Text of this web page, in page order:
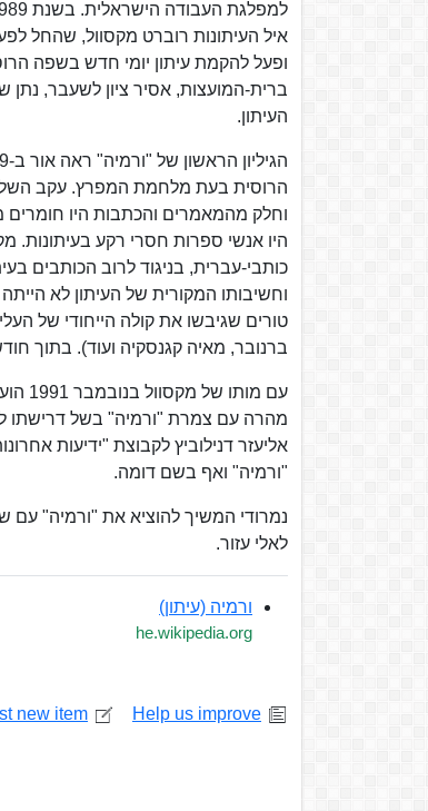
איל העיתונות רוברט מקסוול, שהחל
ופעל להקמת עיתון יומי חדש בשפה
ברית-המועצות, אסיר ציון לשעבר,
העיתון.
הרוסית בעת מלחמת המפרץ. עקב
וחלק מהמאמרים והכתבות היו
היו אנשי ספרות חסרי רקע בעיתונות.
כותבי-עברית, בניגוד לרוב הכותבים
וחשיבותו המקורית של העיתון לא
טורים שגיבשו את קולה הייחודי של
ברנובר, מאיה קגנסקיה ועוד). בתוך חודשים
עם
אליעזר דנילוביץ לקבוצת "ידיעות
"ורמיה" ואף בשם דומה.
לאלי עזור.
ורמיה (עיתון)
he.wikipedia.org
Help us improve
new item